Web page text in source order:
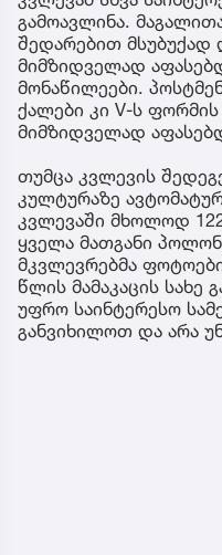
გამოავლინა.
შედარებით მსუბუქად
მიმზიდველად
მონაწილეები.
ქალები კი V-ს
მიმზიდველად
თუმცა კვლევის
კულტურაზე
კვლევაში მხოლოდ
ყველა მათგანი
მკვლევრებმა
წლის მამაკაცის სახე
უფრო საინტერესო
განვიხილოთ და არა